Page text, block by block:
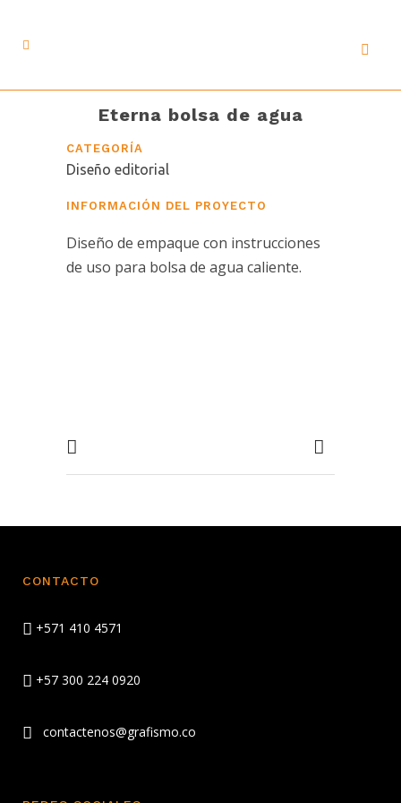
Eterna bolsa de agua
CATEGORÍA
Diseño editorial
INFORMACIÓN DEL PROYECTO
Diseño de empaque con instrucciones
de uso para bolsa de agua caliente.
CONTACTO
+571 410 4571
+57 300 224 0920
contactenos@grafismo.co